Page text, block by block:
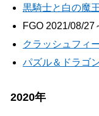
黒騎士と白の魔
FGO 2021/08/27
クラッシュフィ
パズル＆ドラゴ
2020年